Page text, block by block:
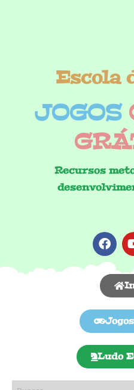
Escola
JOGOS
Recursos
Ludo